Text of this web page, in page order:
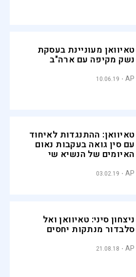
טאיוואן מעוניינת בעסקת
נשק מקיפה עם ארה"ב
AP
10.06.19
טאיוואן: ההתנגדות לאיחוד
עם סין גואה בעקבות נאום
האיומים של הנשיא שי
AP
03.02.19
ניצחון סיני: טאיוואן ואל
סלבדור מנתקות יחסים
AP
21.08.18